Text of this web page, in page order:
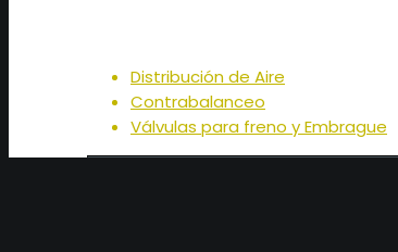
Distribución de Aire
Contrabalanceo
Válvulas para freno y Embrague